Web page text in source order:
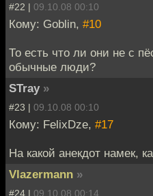
#22 | 09.10.08 00:10
Кому: Goblin, #10
То есть что ли они не с
обычные люди?
STray »
#23 | 09.10.08 00:10
Кому: FelixDze, #17
На какой анекдот намек,
Vlazermann »
#24 | 09.10.08 00:14